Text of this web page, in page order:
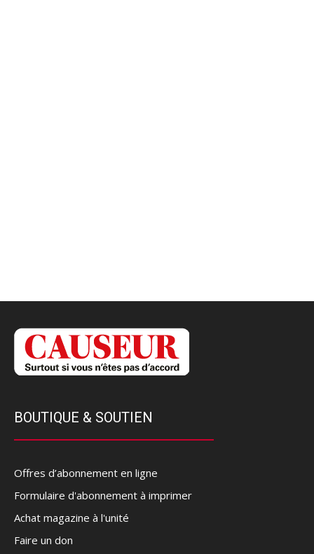
BOUTIQUE & SOUTIEN
Offres d’abonnement en ligne
Formulaire d'abonnement à imprimer
Achat magazine à l'unité
Faire un don